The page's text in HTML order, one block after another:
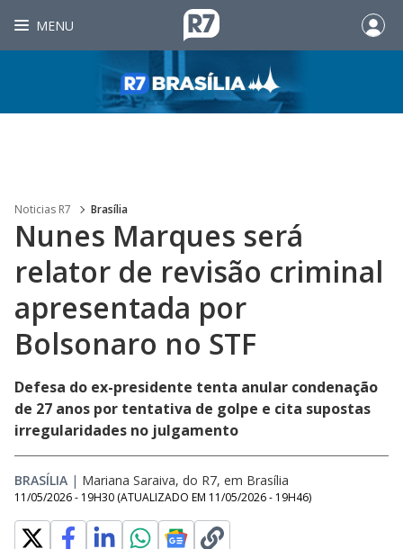
MENU
Noticias R7 Brasília
Nunes Marques será
relator de revisão criminal
apresentada por
Bolsonaro no STF
Defesa do ex-presidente tenta anular condenação
de 27 anos por tentativa de golpe e cita supostas
irregularidades no julgamento
BRASÍLIA | Mariana Saraiva, do R7, em Brasília
11/05/2026 - 19H30 (ATUALIZADO EM 11/05/2026 - 19H46)